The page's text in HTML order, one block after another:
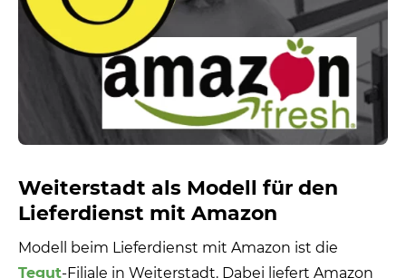
Weiterstadt als Modell für den
Lieferdienst mit Amazon
Modell beim Lieferdienst mit Amazon ist die
Tegut-Filiale in Weiterstadt. Dabei liefert Amazon